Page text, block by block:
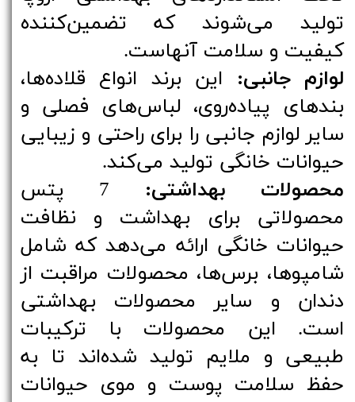
تولید می‌شوند که تضمین‌کننده
کیفیت و سلامت آنهاست.
لوازم جانبی: این برند انواع قلاده‌ها،
بندهای پیاده‌روی، لباس‌های فصلی و
سایر لوازم جانبی را برای راحتی و زیبایی
حیوانات خانگی تولید می‌کند.
محصولات بهداشتی:
7 پتس
محصولاتی برای بهداشت و نظافت
حیوانات خانگی ارائه می‌دهد که شامل
شامپوها، برس‌ها، محصولات مراقبت از
دندان و سایر محصولات بهداشتی
است. این محصولات با ترکیبات
طبیعی و ملایم تولید شده‌اند تا به
حفظ سلامت پوست و موی حیوانات